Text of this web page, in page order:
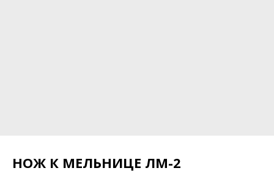
НОЖ К МЕЛЬНИЦЕ ЛМ-2